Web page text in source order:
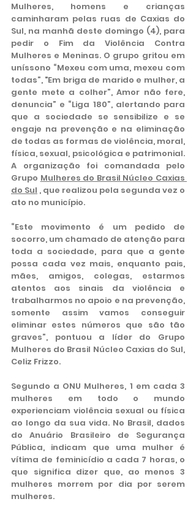
Mulheres, homens e crianças
caminharam pelas ruas de Caxias do
Sul, na manhã deste domingo (4), para
pedir o Fim da Violência Contra
Mulheres e Meninas. O grupo gritou em
uníssono “Mexeu com uma, mexeu com
todas”, "Em briga de marido e mulher, a
gente mete a colher”, Amor não fere,
denuncia” e “Liga 180”, alertando para
que a sociedade se sensibilize e se
engaje na prevenção e na eliminação
de todas as formas de violência, moral,
física, sexual, psicológica e patrimonial.
A organização foi comandada pelo
Grupo Mulheres do Brasil Núcleo Caxias
do Sul , que realizou pela segunda vez o
ato no município.
“Este movimento é um pedido de
socorro, um chamado de atenção para
toda a sociedade, para que a gente
possa cada vez mais, enquanto pais,
mães, amigos, colegas, estarmos
atentos aos sinais da violência e
trabalharmos no apoio e na prevenção,
somente assim vamos conseguir
eliminar estes números que são tão
graves”, pontuou a líder do Grupo
Mulheres do Brasil Núcleo Caxias do Sul,
Celiz Frizzo.
Segundo a ONU Mulheres, 1 em cada 3
mulheres em todo o mundo
experienciam violência sexual ou física
ao longo da sua vida. No Brasil, dados
do Anuário Brasileiro de Segurança
Pública, indicam que uma mulher é
vítima de feminicídio a cada 7 horas, o
que significa dizer que, ao menos 3
mulheres morrem por dia por serem
mulheres.